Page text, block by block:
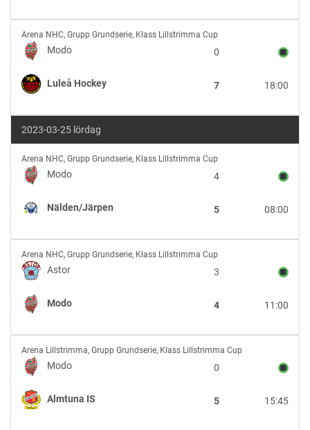
Modo
vs
Luleå
Hockey
Arena NHC, Grupp Grundserie, Klass Lillstrimma Cup
Modo 0
Luleå Hockey 18:00
7
2023-03-25 lördag
Modo
vs
Nälden/Järpen
Arena NHC, Grupp Grundserie, Klass Lillstrimma Cup
Modo 4
Nälden/Järpen 08:00
5
Astor
vs
Modo
Arena NHC, Grupp Grundserie, Klass Lillstrimma Cup
Astor 3
Modo 11:00
4
Modo
vs
Almtuna
IS
Arena Lillstrimma, Grupp Grundserie, Klass Lillstrimma Cup
Modo 0
Almtuna IS 15:45
5